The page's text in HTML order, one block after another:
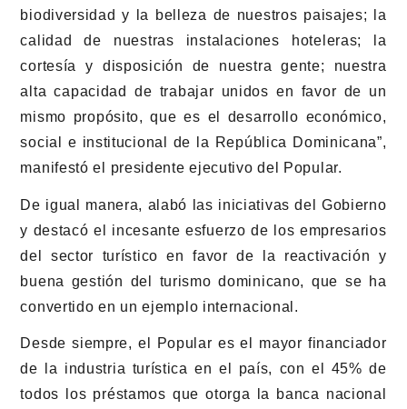
biodiversidad y la belleza de nuestros paisajes; la
calidad de nuestras instalaciones hoteleras; la
cortesía y disposición de nuestra gente; nuestra
alta capacidad de trabajar unidos en favor de un
mismo propósito, que es el desarrollo económico,
social e institucional de la República Dominicana”,
manifestó el presidente ejecutivo del Popular.
De igual manera, alabó las iniciativas del Gobierno
y destacó el incesante esfuerzo de los empresarios
del sector turístico en favor de la reactivación y
buena gestión del turismo dominicano, que se ha
convertido en un ejemplo internacional.
Desde siempre, el Popular es el mayor financiador
de la industria turística en el país, con el 45% de
todos los préstamos que otorga la banca nacional